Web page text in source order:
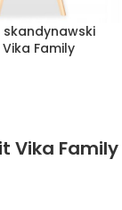
skandynawski
Family
Vika Family